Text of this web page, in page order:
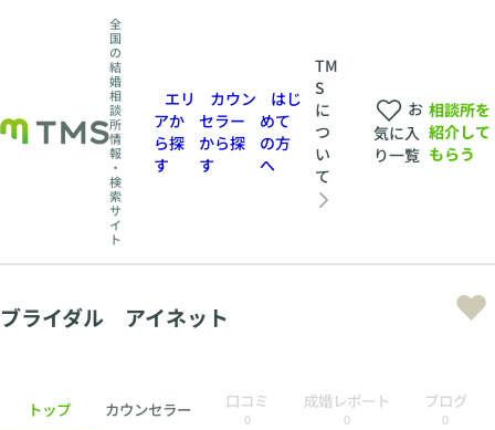
全
国
の
結
婚
相
談
所
情
報
・
検
索
サ
イ
ト
エリ
アか
ら探
す
カウン
セラー
から探
す
はじ
めて
の方
へ
TM
S
に
つ
い
て
お
気に入
り一覧
相談所を
紹介して
もらう
ブライダル アイネット
トップ カウンセラー 口コミ
0
成婚レポート
0
ブログ
0